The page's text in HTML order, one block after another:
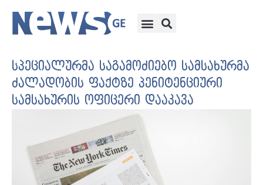
სპეციალურმა საგამოძიებო სამსახურმა
ძალადობის ფაქტზე პენიტენციური
სამსახურის ოფიცერი დააკავა